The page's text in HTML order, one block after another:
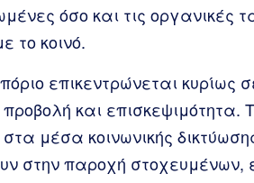
όσο και τις οργανικές
το κοινό.
επικεντρώνεται κυρίως
και επισκεψιμότητα.
μέσα κοινωνικής
στην παροχή στοχευμένων,